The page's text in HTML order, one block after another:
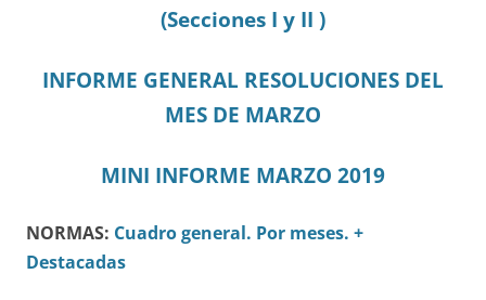
(Secciones I y II )
INFORME GENERAL RESOLUCIONES DEL
MES DE MARZO
MINI INFORME MARZO 2019
NORMAS: Cuadro general. Por meses. +
Destacadas